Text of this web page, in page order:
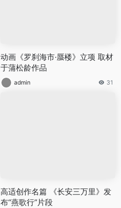
动画《罗刹海市·蜃楼》立项 取材
于蒲松龄作品
admin 31
高适创作名篇 《长安三万里》发
布“燕歌行”片段